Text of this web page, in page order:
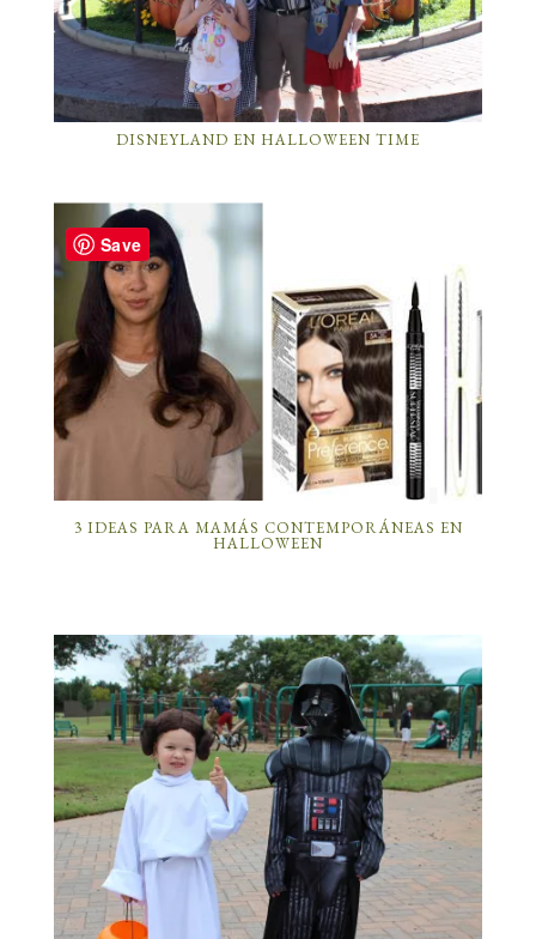
DISNEYLAND EN HALLOWEEN TIME
3 IDEAS PARA MAMÁS CONTEMPORÁNEAS EN
HALLOWEEN
Save